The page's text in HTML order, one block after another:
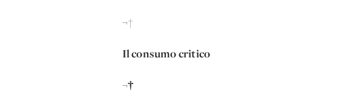
¬†
Il consumo critico
¬†